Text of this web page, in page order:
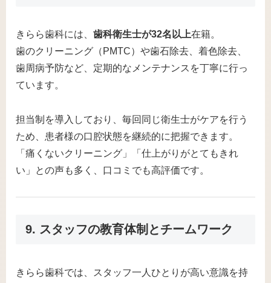
きらら歯科には、 歯科衛生士が32名以上在籍。
歯のクリーニング（PMTC）や歯石除去、着色除去、
歯周病予防など、定期的なメンテナンスを丁寧に行っ
ています。
担当制を導入しており、毎回同じ衛生士がケアを行う
ため、患者様の口腔状態を継続的に把握できます。
「痛くないクリーニング」「仕上がりがとてもきれ
い」との声も多く、口コミでも高評価です。
9. スタッフの教育体制とチームワーク
きらら歯科では、スタッフ一人ひとりが高い意識を持